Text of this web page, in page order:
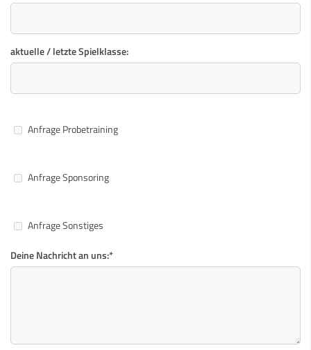
aktuelle / letzte Spielklasse:
Anfrage Probetraining
Anfrage Sponsoring
Anfrage Sonstiges
Deine Nachricht an uns:*